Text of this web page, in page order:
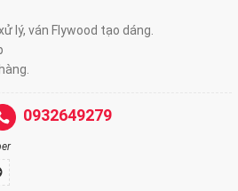
lý, ván Flywood tạo dáng.
0932649279